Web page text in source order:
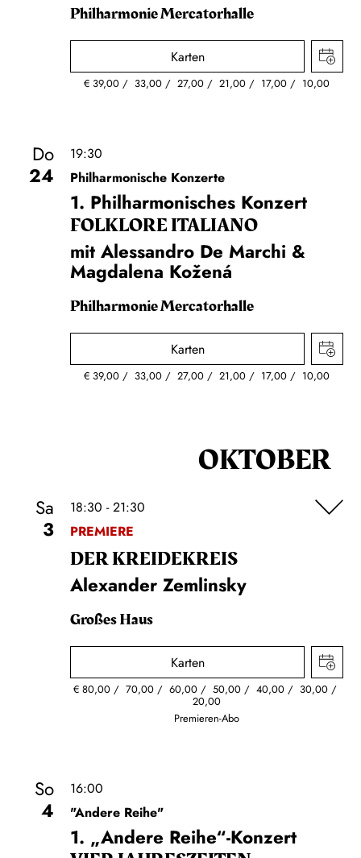
Philharmonie Mercatorhalle
Karten
€ 39,00 33,00 27,00 21,00 17,00 10,00
Do
24
19:30
Philharmonische Konzerte
1. Philharmonisches Konzert
FOLKLORE ITALIANO
mit Alessandro De Marchi &
Magdalena Kožená
Philharmonie Mercatorhalle
Karten
€ 39,00 33,00 27,00 21,00 17,00 10,00
OKTOBER
Sa
3
18:30 - 21:30
PREMIERE
DER KREIDE­KREIS
Alexander Zemlinsky
Großes Haus
Karten
€80,00 70,00 60,00 50,00 40,00 30,00
20,00
Premieren-Abo
So
4
16:00
"Andere Reihe"
1. „Andere Reihe“-Konzert